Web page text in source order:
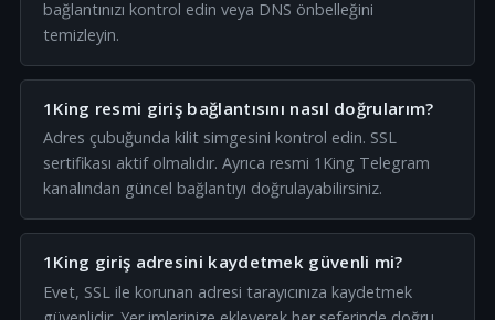
bağlantınızı kontrol edin veya DNS önbelleğini
temizleyin.
1King resmi giriş bağlantısını nasıl doğrularım?
Adres çubuğunda kilit simgesini kontrol edin. SSL
sertifikası aktif olmalıdır. Ayrıca resmi 1King Telegram
kanalından güncel bağlantıyı doğrulayabilirsiniz.
1King giriş adresini kaydetmek güvenli mi?
Evet, SSL ile korunan adresi tarayıcınıza kaydetmek